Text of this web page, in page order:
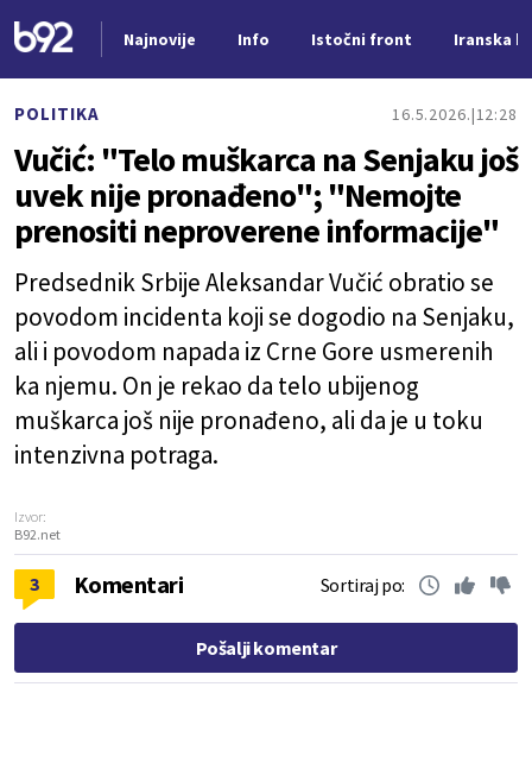
Najnovije Info Istočni front Iranska
POLITIKA 16.5.2026. 12:28
Vučić: "Telo muškarca na Senjaku još
uvek nije pronađeno"; "Nemojte
prenositi neproverene informacije"
Predsednik Srbije Aleksandar Vučić obratio se
povodom incidenta koji se dogodio na Senjaku,
ali i povodom napada iz Crne Gore usmerenih
ka njemu. On je rekao da telo ubijenog
muškarca još nije pronađeno, ali da je u toku
intenzivna potraga.
Izvor:
B92.net
3 Komentari Sortiraj po:
Pošalji komentar